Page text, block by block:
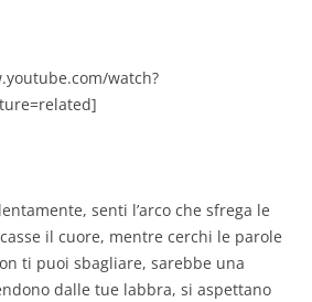
watch?
senti l’arco che sfrega le
il cuore, mentre cerchi le parole
ti puoi sbagliare, sarebbe una
dalle tue labbra, si aspettano